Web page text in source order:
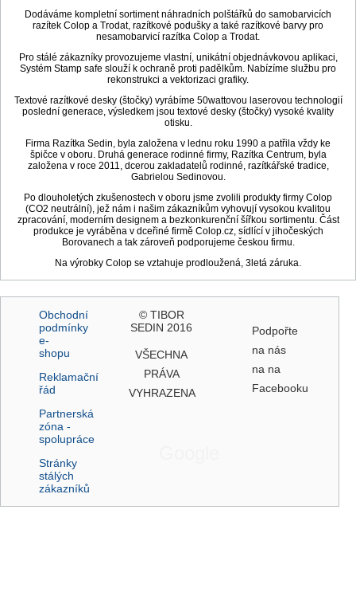
Dodáváme kompletní sortiment náhradních polštářků do samobarvicích
razítek Colop a Trodat, razítkové podušky a také razítkové barvy pro
nesamobarvicí razítka Colop a Trodat.
Pro stálé zákazníky provozujeme vlastní, unikátní objednávkovou aplikaci,
Systém Stamp safe slouží k ochraně proti padělkům. Nabízíme službu pro
rekonstrukci a vektorizaci grafiky.
Textové razítkové desky (štočky) vyrábíme 50wattovou laserovou technologií
poslední generace, výsledkem jsou textové desky (štočky) vysoké kvality
otisku.
Firma Razítka Sedin, byla založena v lednu roku 1990 a patřila vždy ke
špičce v oboru. Druhá generace rodinné firmy, Razítka Centrum, byla
založena v roce 2011, dcerou zakladatelů rodinné, razítkářské tradice,
Gabrielou Sedinovou.
Po dlouholetých zkušenostech v oboru jsme zvolili produkty firmy Colop
(CO2 neutrální), jež nám i našim zákazníkům vyhovují vysokou kvalitou
zpracování, moderním designem a bezkonkurenční šířkou sortimentu. Část
produkce je vyráběna v dceřiné firmě Colop.cz, sídlící v jihočeských
Borovanech a tak zároveň podporujeme českou firmu.
Na výrobky Colop se vztahuje prodloužená, 3letá záruka.
Podpořte
na nás
na na
Facebooku
Obchodní
podmínky
e-
shopu
Reklamační
řád
Partnerská
zóna -
spolupráce
Stránky
stálých
zákazníků
© TIBOR
SEDIN 2016
VŠECHNA
PRÁVA
VYHRAZENA